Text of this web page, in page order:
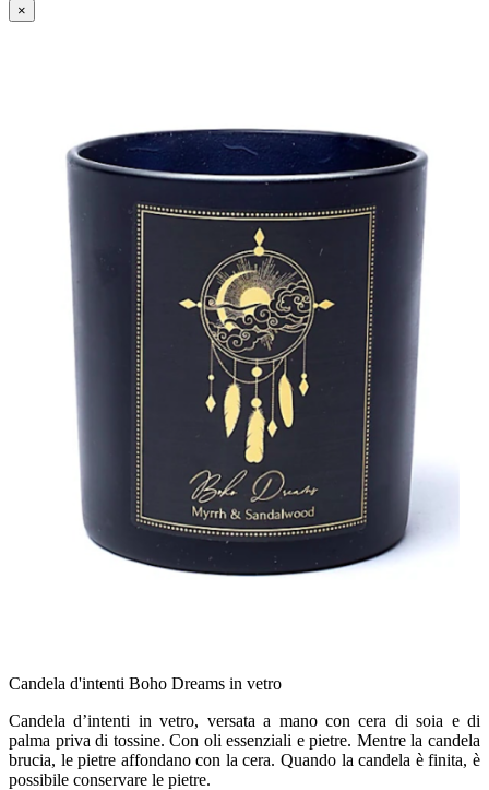
×
Candela d'intenti Boho Dreams in vetro
Candela d’intenti in vetro, versata a mano con cera di soia e di
palma priva di tossine. Con oli essenziali e pietre. Mentre la candela
brucia, le pietre affondano con la cera. Quando la candela è finita, è
possibile conservare le pietre.